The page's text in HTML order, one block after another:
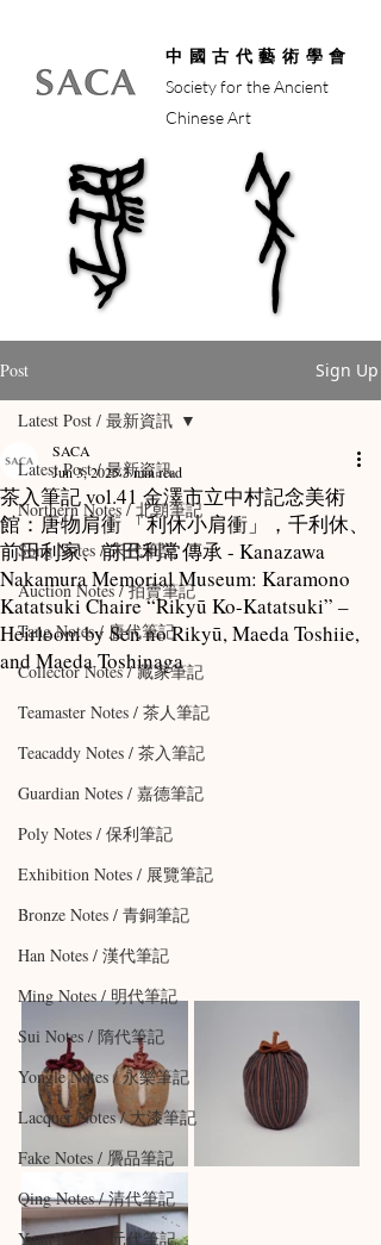
中國古代藝術學會
Society for the Ancient
Chinese Art
馬年
馬年
Post Sign Up
Latest Post / 最新資訊
Northern Notes / 北朝筆記
Song Notes / 宋代筆記
Auction Notes / 拍賣筆記
Tang Notes / 唐代筆記
Collector Notes / 藏家筆記
Teamaster Notes / 茶人筆記
Teacaddy Notes / 茶入筆記
Guardian Notes / 嘉德筆記
Poly Notes / 保利筆記
Exhibition Notes / 展覽筆記
Bronze Notes / 青銅筆記
Han Notes / 漢代筆記
Ming Notes / 明代筆記
Sui Notes / 隋代筆記
Yongle Notes / 永樂筆記
Lacquer Notes / 大漆筆記
Fake Notes / 贗品筆記
Qing Notes / 清代筆記
Yuan Notes / 元代筆記
Latest Post / 最新資訊
茶入筆記 vol.41 金澤市立中村記念美術
館：唐物肩衝 「利休小肩衝」，千利休、
前田利家、前田利常傳承 - Kanazawa
Nakamura Memorial Museum: Karamono
Katatsuki Chaire “Rikyū Ko-Katatsuki” –
Heirloom by Sen no Rikyū, Maeda Toshiie,
and Maeda Toshinaga
SACA
Jun 3, 20253 min read